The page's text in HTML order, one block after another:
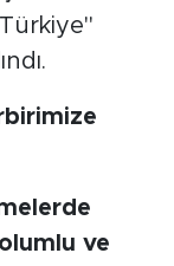
ve